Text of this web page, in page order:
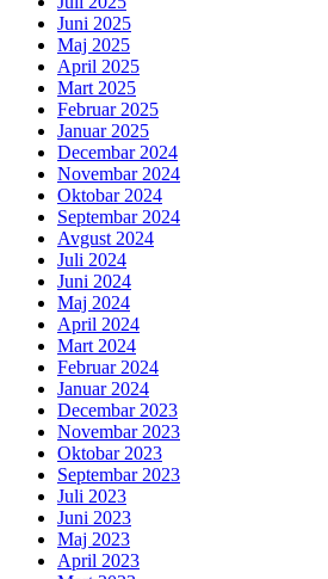
Juni 2025
Maj 2025
April 2025
Mart 2025
Februar 2025
Januar 2025
Decembar 2024
Novembar 2024
Oktobar 2024
Septembar 2024
Avgust 2024
Juli 2024
Juni 2024
Maj 2024
April 2024
Mart 2024
Februar 2024
Januar 2024
Decembar 2023
Novembar 2023
Oktobar 2023
Septembar 2023
Juli 2023
Juni 2023
Maj 2023
April 2023